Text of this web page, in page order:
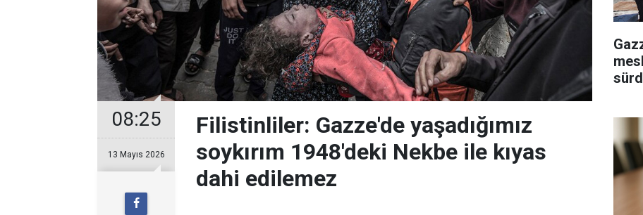
08:25
13 Mayıs 2026
Filistinliler: Gazze'de yaşadığımız
soykırım 1948'deki Nekbe ile kıyas
dahi edilemez